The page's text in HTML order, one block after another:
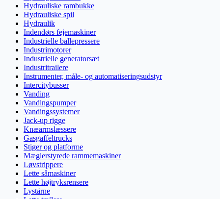
Hydrauliske rambukke
Hydrauliske spil
Hydraulik
Indendørs fejemaskiner
Industrielle ballepressere
Industrimotorer
Industrielle generatorsæt
Industritrailere
Instrumenter, måle- og automatiseringsudstyr
Intercitybusser
Vanding
Vandingspumper
Vandingssystemer
Jack-up rigge
Knæarmslæssere
Gasgaffeltrucks
Stiger og platforme
Mæglerstyrede rammemaskiner
Løvstrippere
Lette såmaskiner
Lette højtryksrensere
Lystårne